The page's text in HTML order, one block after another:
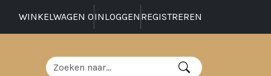
WINKELWAGEN 0INLOGGEN REGISTREREN